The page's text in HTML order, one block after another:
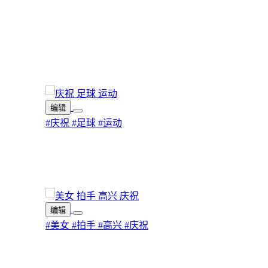
编辑
#庆祝 #足球 #运动
编辑
#美女 #拍手 #高兴 #庆祝